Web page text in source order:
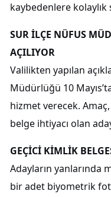
kaybedenlere kolaylık
SUR İLÇE NÜFUS
AÇILIYOR
Valilikten yapılan
Müdürlüğü 10
hizmet verecek.
belge ihtiyacı olan
GEÇİCİ KİMLİK
Adayların yanlarında
bir adet biyometrik